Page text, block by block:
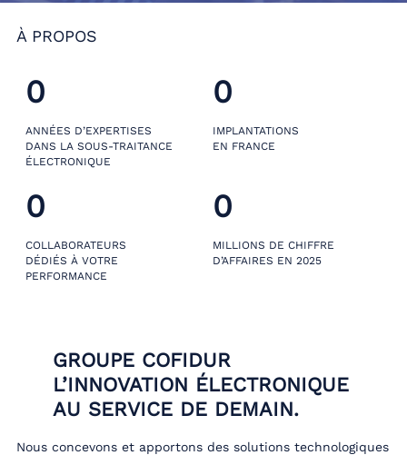
À PROPOS
0
ANNÉES D’EXPERTISES
DANS LA SOUS-TRAITANCE
ÉLECTRONIQUE
0
IMPLANTATIONS
EN FRANCE
0
COLLABORATEURS
DÉDIÉS À VOTRE
PERFORMANCE
0
MILLIONS DE CHIFFRE
D’AFFAIRES EN 2025
GROUPE COFIDUR
L’INNOVATION ÉLECTRONIQUE
AU SERVICE DE DEMAIN.
Nous concevons et apportons des solutions technologiques